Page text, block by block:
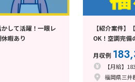
して活躍！一眼レ
暇あり
【紹介案件】
OK！空調完
月収例
【月給】
福岡県三井